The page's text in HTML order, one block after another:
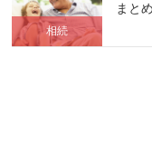
相続
まとめ